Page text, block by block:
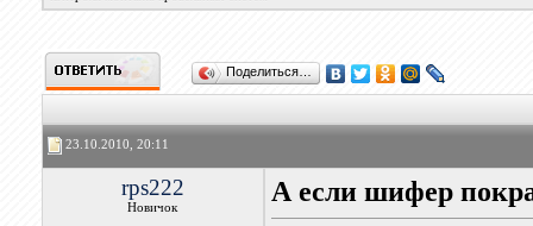
Поделиться…
23.10.2010, 20:11
rps222
Новичок
А если шифер